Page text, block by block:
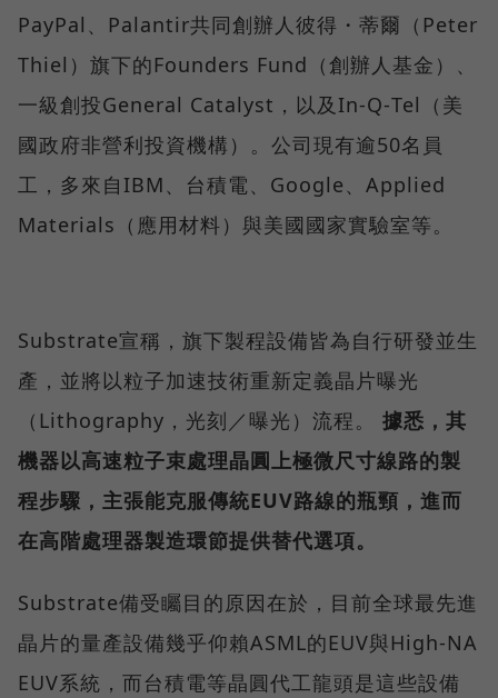
PayPal、Palantir共同創辦人彼得・蒂爾（Peter
Thiel）旗下的Founders Fund（創辦人基金）、
一級創投General Catalyst，以及In‑Q‑Tel（美
國政府非營利投資機構）。公司現有逾50名員
工，多來自IBM、台積電、Google、Applied
Materials（應用材料）與美國國家實驗室等。
Substrate宣稱，旗下製程設備皆為自行研發並生
產，並將以粒子加速技術重新定義晶片曝光
（Lithography，光刻／曝光）流程。 據悉，其
機器以高速粒子束處理晶圓上極微尺寸線路的製
程步驟，主張能克服傳統EUV路線的瓶頸，進而
在高階處理器製造環節提供替代選項。
Substrate備受矚目的原因在於，目前全球最先進
晶片的量產設備幾乎仰賴ASML的EUV與High-NA
EUV系統，而台積電等晶圓代工龍頭是這些設備